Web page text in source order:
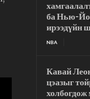
ба Нью-
ирээдүйн
NBA
Кавай
цэазыг
холбогдож